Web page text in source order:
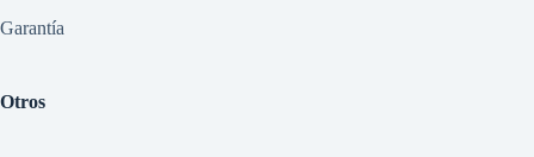
Garantía
Otros